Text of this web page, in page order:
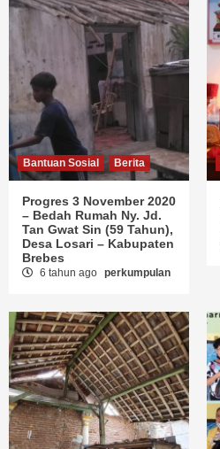
Bantuan Sosial Berita
Progres 3 November 2020
– Bedah Rumah Ny. Jd.
Tan Gwat Sin (59 Tahun),
Desa Losari – Kabupaten
Brebes
6 tahun ago perkumpulan